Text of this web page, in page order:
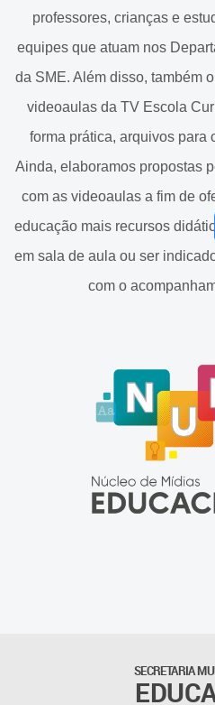
Saúde
Portal Aprendere
Atividades, jogos e brincadeiras
Baú da Alfabetização
Materiais Pedagógicos SME
Tablet
Videoaulas
Cronogramas de Conteúdos
Grades Horárias
Recursos Pedagógicos
Telegramática
professores, crianças e
equipes que atuam nos
da SME. Além disso, também
videoaulas da TV Escola
forma prática, arquivos para
Ainda, elaboramos propostas
com as videoaulas a fim de
educação mais recursos
em sala de aula ou ser
com o
SECRETARIA